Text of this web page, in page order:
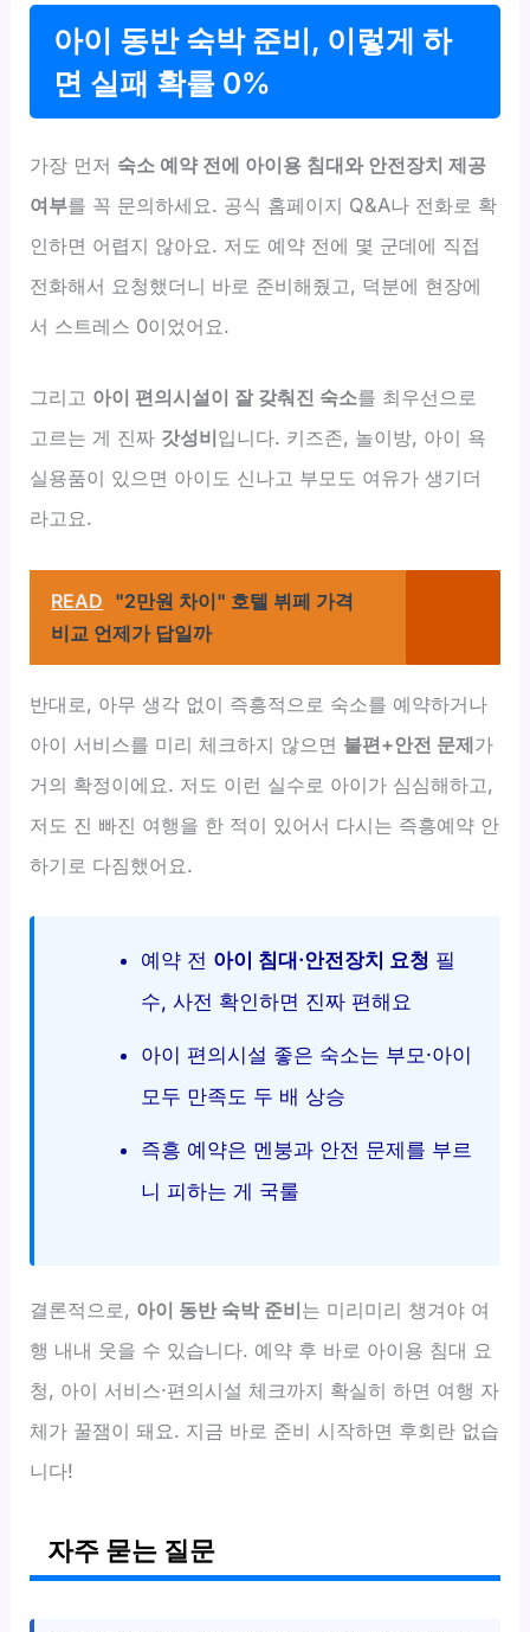
아이 동반 숙박 준비, 이렇게 하
면 실패 확률 0%
가장 먼저 숙소 예약 전에 아이용 침대와 안전장치 제공
여부를 꼭 문의하세요. 공식 홈페이지 Q&A나 전화로 확
인하면 어렵지 않아요. 저도 예약 전에 몇 군데에 직접
전화해서 요청했더니 바로 준비해줬고, 덕분에 현장에
서 스트레스 0이었어요.
그리고 아이 편의시설이 잘 갖춰진 숙소를 최우선으로
고르는 게 진짜 갓성비입니다. 키즈존, 놀이방, 아이 욕
실용품이 있으면 아이도 신나고 부모도 여유가 생기더
라고요.
READ "2만원 차이" 호텔 뷔페 가격
비교 언제가 답일까
반대로, 아무 생각 없이 즉흥적으로 숙소를 예약하거나
아이 서비스를 미리 체크하지 않으면 불편+안전 문제가
거의 확정이에요. 저도 이런 실수로 아이가 심심해하고,
저도 진 빠진 여행을 한 적이 있어서 다시는 즉흥예약 안
하기로 다짐했어요.
예약 전 아이 침대·안전장치 요청 필
수, 사전 확인하면 진짜 편해요
아이 편의시설 좋은 숙소는 부모·아이
모두 만족도 두 배 상승
즉흥 예약은 멘붕과 안전 문제를 부르
니 피하는 게 국룰
결론적으로, 아이 동반 숙박 준비는 미리미리 챙겨야 여
행 내내 웃을 수 있습니다. 예약 후 바로 아이용 침대 요
청, 아이 서비스·편의시설 체크까지 확실히 하면 여행 자
체가 꿀잼이 돼요. 지금 바로 준비 시작하면 후회란 없습
니다!
자주 묻는 질문